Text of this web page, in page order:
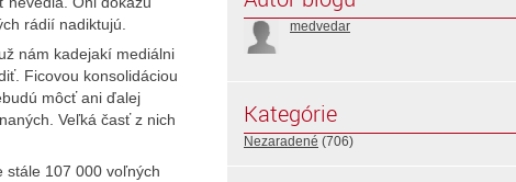
rádií nadiktujú.
nám kadejakí mediálni
Ficovou konsolidáciou
môcť ani ďalej
Veľká časť z nich
stále 107 000 voľných
medvedar
Kategórie
Nezaradené (706)